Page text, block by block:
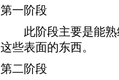
第一阶段
此阶段主要是能熟
这些表面的东西。
第二阶段